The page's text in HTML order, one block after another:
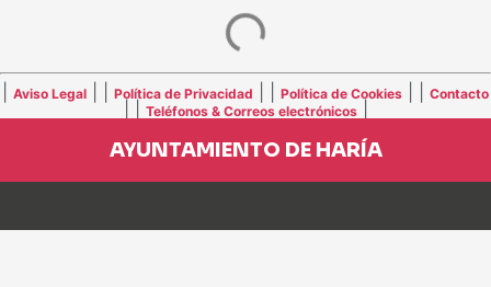
Aviso Legal Política de Privacidad Política de Cookies Contacto
Teléfonos & Correos electrónicos|
AYUNTAMIENTO DE HARÍA